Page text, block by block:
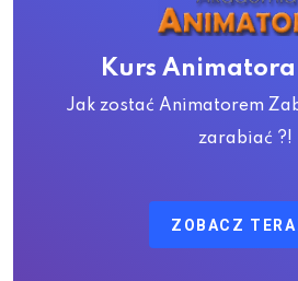
Kurs
Jak zostać Animatorem
zarabiać ?!
ZOBACZ